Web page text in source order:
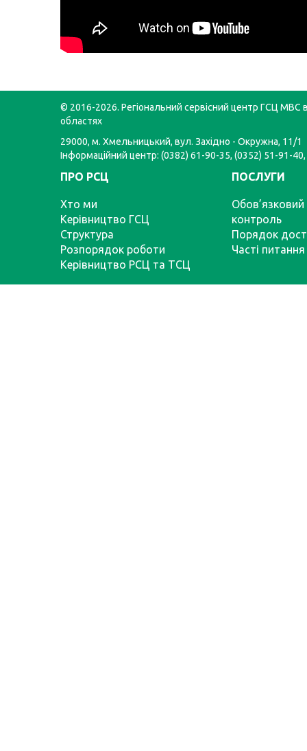
© 2016-2026. Регіональний сервісний центр ГСЦ МВС
областях
29000, м. Хмельницький, вул. Західно - Окружна, 11/1
Інформаційний центр: (0382) 61-90-35, (0352) 51-91-
ПРО РСЦ
Хто ми
Керівництво ГСЦ
Структура
Розпорядок роботи
Керівництво РСЦ та ТСЦ
ПОСЛУГИ
Обов’язковий
контроль
Порядок
Часті питання